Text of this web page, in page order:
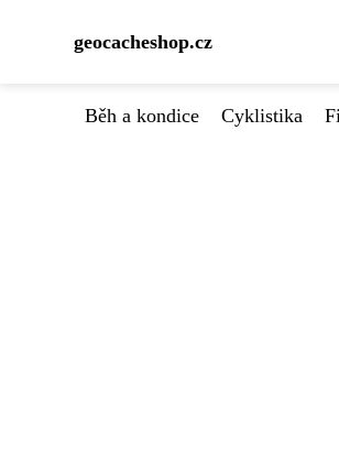
geocacheshop.cz
Běh a kondice Cyklistika